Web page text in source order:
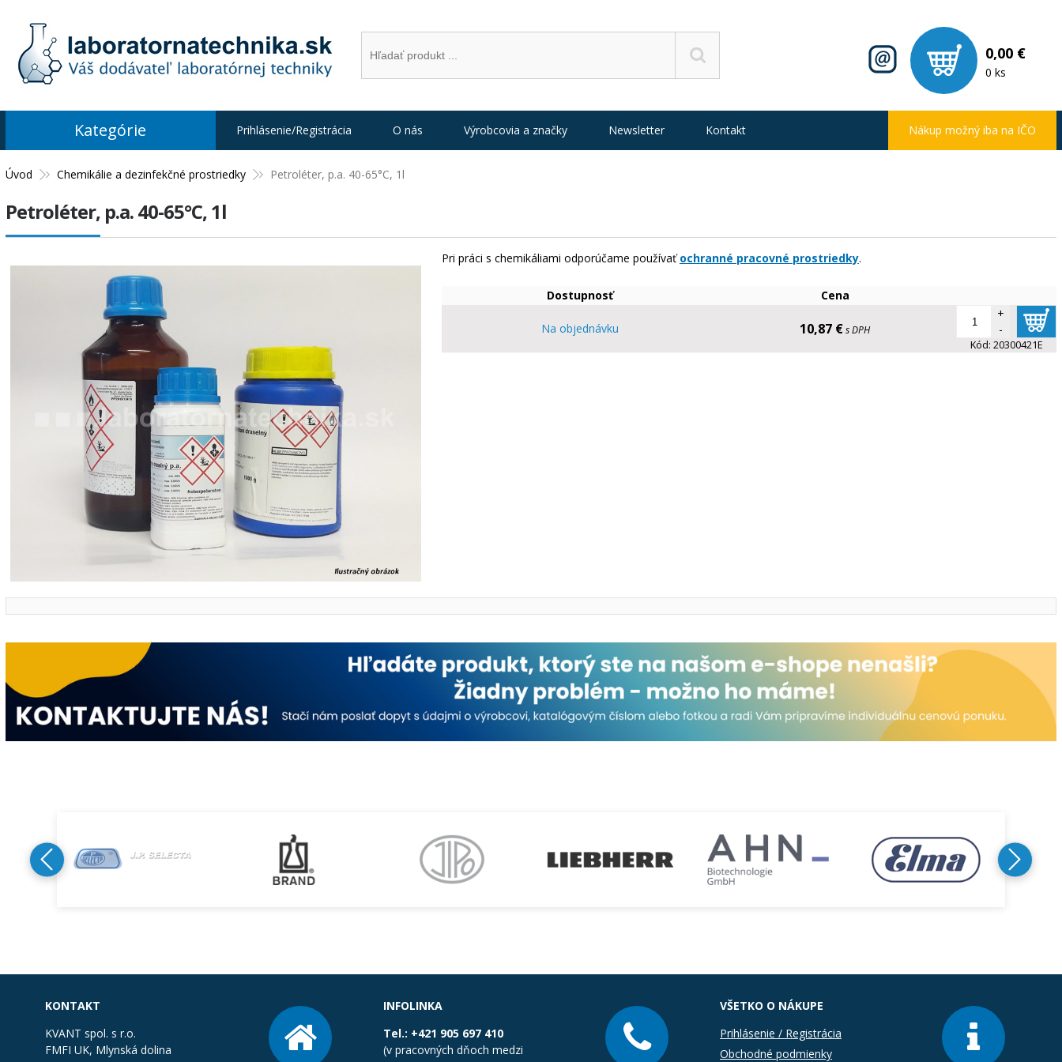
0,00 €
0 ks
Úvod Chemikálie a dezinfekčné prostriedky Petroléter, p.a. 40-65°C, 1l
Petroléter, p.a. 40-65°C, 1l
Pri práci s chemikáliami odporúčame používaťochranné pracovné prostriedky.
Dostupnosť Cena
Na objednávku 10,87 €s DPH
+
-
Kód: 20300421E
Kategórie Prihlásenie/Registrácia O nás Výrobcovia a značky Newsletter Kontakt Nákup možný iba na IČO
KONTAKT
KVANT spol. s r.o.
FMFI UK, Mlynská dolina
INFOLINKA
Tel.: +421 905 697 410
(v pracovných dňoch medzi
VŠETKO O NÁKUPE
Prihlásenie / Registrácia
Obchodné podmienky